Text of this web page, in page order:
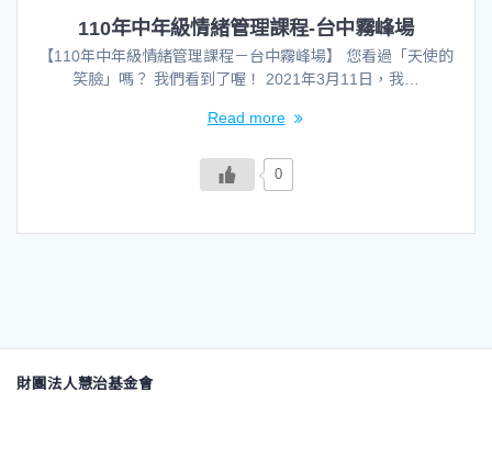
110年中年級情緒管理課程-台中霧峰場
【110年中年級情緒管理課程－台中霧峰場】 您看過「天使的
笑臉」嗎？ 我們看到了喔！ 2021年3月11日，我…
Read more
0
財團法人慧治基金會